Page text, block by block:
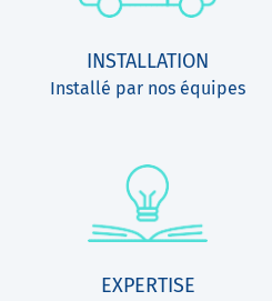
INSTALLATION
Installé par nos équipes
EXPERTISE